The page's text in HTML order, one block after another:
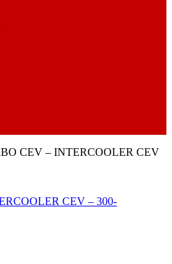
CEV – INTERCOOLER CEV